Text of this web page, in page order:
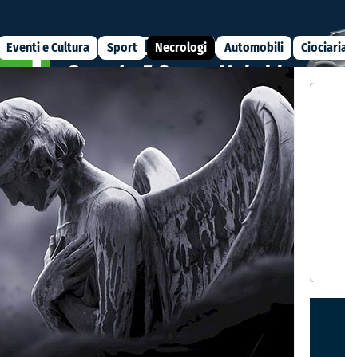
Eventi e Cultura Sport Necrologi Automobili